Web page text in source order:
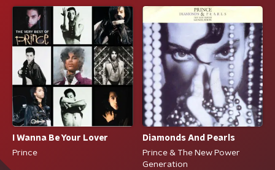
I Wanna Be Your Lover
Prince
Diamonds And Pearls
Prince & The New Power
Generation